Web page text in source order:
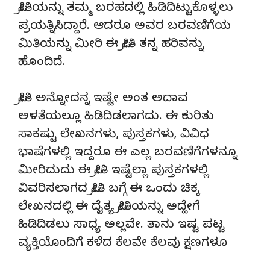
ಪ್ರೀತಿಯನ್ನು ತಮ್ಮ ಬರಹದಲ್ಲಿ ಹಿಡಿದಿಟ್ಟುಕೊಳ್ಳಲು
ಪ್ರಯತ್ನಿಸಿದ್ದಾರೆ. ಆದರೂ ಅವರ ಬರವಣಿಗೆಯ
ಮಿತಿಯನ್ನು ಮೀರಿ ಈ ಪ್ರೀತಿ ತನ್ನ ಹರಿವನ್ನು
ಹೊಂದಿದೆ.
ಪ್ರೀತಿ ಅನ್ನೋದನ್ನ ಇಷ್ಟೇ ಅಂತ ಅದಾವ
ಅಳತೆಯಲ್ಲೂ ಹಿಡಿದಿಡಲಾಗದು. ಈ ಕುರಿತು
ಸಾಕಷ್ಟು ಲೇಖನಗಳು, ಪುಸ್ತಕಗಳು, ವಿವಿಧ
ಭಾಷೆಗಳಲ್ಲಿ ಇದ್ದರೂ ಈ ಎಲ್ಲ ಬರವಣಿಗೆಗಳನ್ನೂ
ಮೀರಿದುದು ಈ ಪ್ರೀತಿ ಇಷ್ಟೆಲ್ಲಾ ಪುಸ್ತಕಗಳಲ್ಲಿ
ವಿವರಿಸಲಾಗದ ಪ್ರೀತಿ ಬಗ್ಗೆ ಈ ಒಂದು ಚಿಕ್ಕ
ಲೇಖನದಲ್ಲಿ ಈ ದೈತ್ಯ ಪ್ರೀತಿಯನ್ನು ಅದ್ಹೇಗೆ
ಹಿಡಿದಿಡಲು ಸಾಧ್ಯ ಅಲ್ಲವೇ. ತಾನು ಇಷ್ಟ ಪಟ್ಟ
ವ್ಯಕ್ತಿಯೊಂದಿಗೆ ಕಳೆದ ಕೆಲವೇ ಕೆಲವು ಕ್ಷಣಗಳೂ